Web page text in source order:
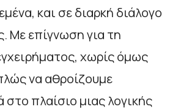
και σε διαρκή διάλογο
Με επίγνωση για τη
χωρίς όμως
να αθροίζουμε
στο πλαίσιο μιας λογικής